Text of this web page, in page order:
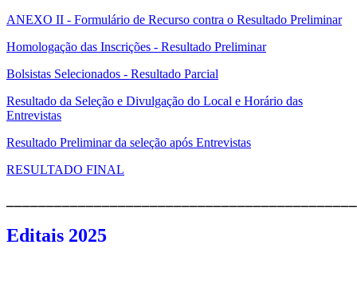
ANEXO II - Formulário de Recurso contra o Resultado Preliminar
Homologação das Inscrições - Resultado Preliminar
Bolsistas Selecionados - Resultado Parcial
Resultado da Seleção e Divulgação do Local e Horário das
Entrevistas
Resultado Preliminar da seleção após Entrevistas
RESULTADO FINAL
Editais 2025